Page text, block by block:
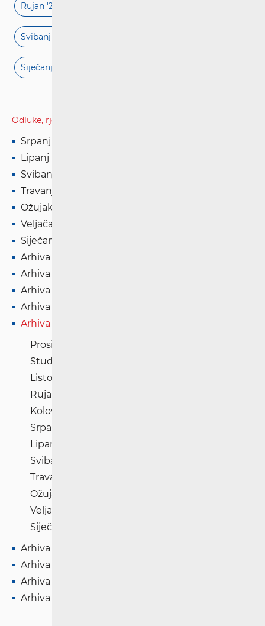
Rujan '21
Svibanj '21
Siječanj '21
Odluke, rješenja i presude
Srpanj '26
Lipanj '26
Svibanj '26
Travanj '26
Ožujak '26
Veljača '26
Siječanj '26
Arhiva '25
Arhiva '24
Arhiva '23
Arhiva '22
Arhiva '21
Prosinac '21
Studeni '21
Listopad '21
Rujan '21
Kolovoz '21
Srpanj '21
Lipanj '21
Svibanj '21
Travanj '21
Ožujak '21
Veljača '21
Siječanj '21
Arhiva '20
Arhiva '19
Arhiva '18
Arhiva '17